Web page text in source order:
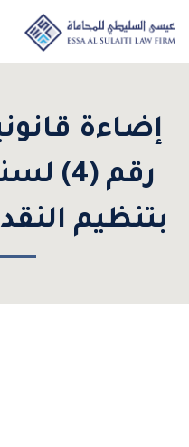
إضاءة
بتنظيم